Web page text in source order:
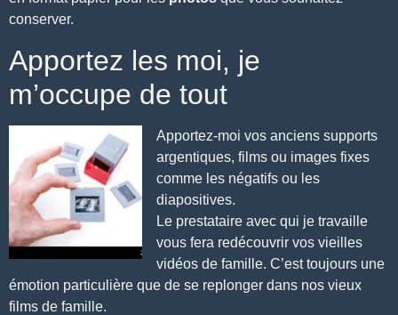
conserver.
Apportez les moi, je
m’occupe de tout
Apportez-moi vos anciens supports
argentiques, films ou images fixes
comme les négatifs ou les
diapositives.
Le prestataire avec qui je travaille
vous fera redécouvrir vos vieilles
vidéos de famille. C’est toujours une
émotion particulière que de se replonger dans nos vieux
films de famille.